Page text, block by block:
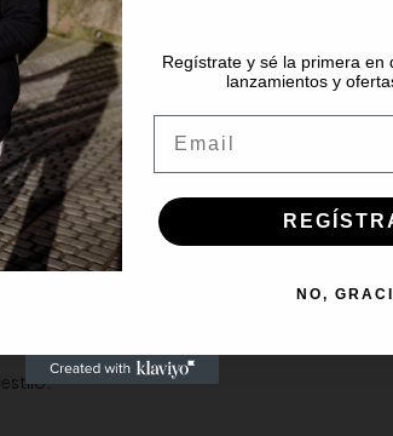
estilo.
Regístrate y sé la primera en
lanzamientos y
NO,